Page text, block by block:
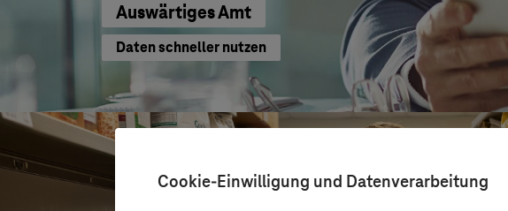
Cookie-Einwilligung und Datenverarbeitung
Auswärtiges Amt
Daten schneller nutzen